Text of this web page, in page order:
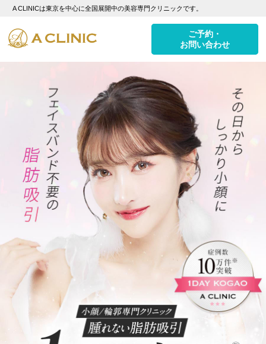
A CLINICは東京を中心に全国展開中の美容専門クリニックです。
ご予約・
お問い合わせ